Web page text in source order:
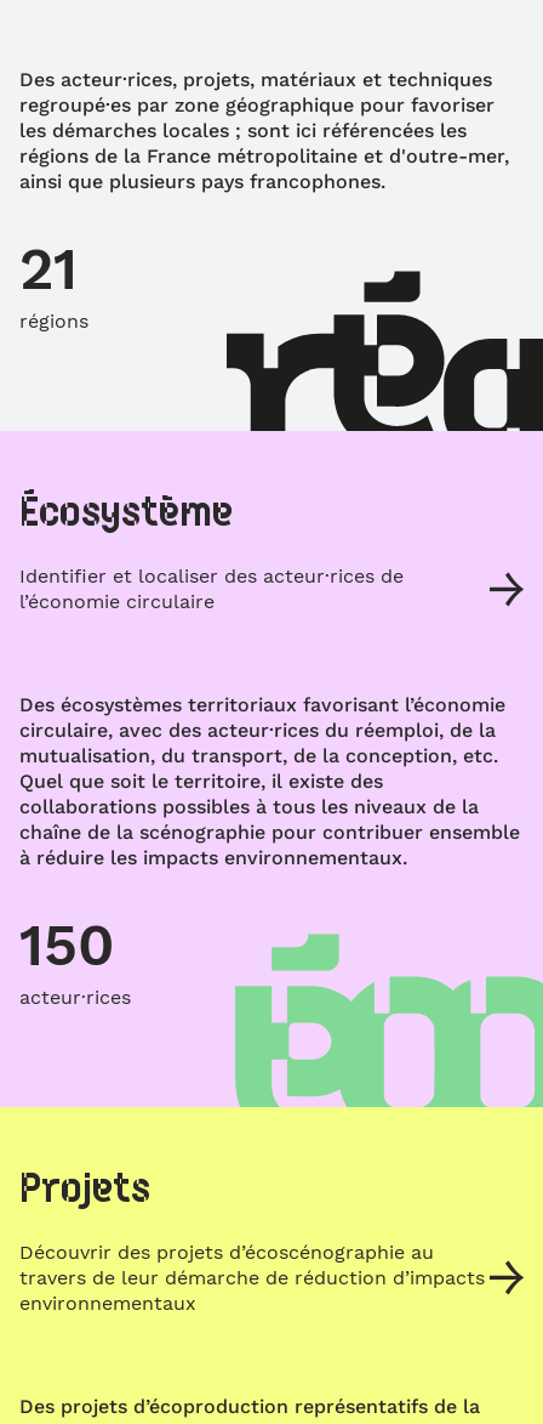
Des acteur·rices, projets, matériaux et techniques
regroupé·es par zone géographique pour favoriser
les démarches locales ; sont ici référencées les
régions de la France métropolitaine et d'outre-mer,
ainsi que plusieurs pays francophones.
21
régions
Écosystème
Identifier et localiser des acteur·rices de
l’économie circulaire
Des écosystèmes territoriaux favorisant l’économie
circulaire, avec des acteur·rices du réemploi, de la
mutualisation, du transport, de la conception, etc.
Quel que soit le territoire, il existe des
collaborations possibles à tous les niveaux de la
chaîne de la scénographie pour contribuer ensemble
à réduire les impacts environnementaux.
150
acteur·rices
Projets
Découvrir des projets d’écoscénographie au
travers de leur démarche de réduction d’impacts
environnementaux
Des projets d’écoproduction représentatifs de la